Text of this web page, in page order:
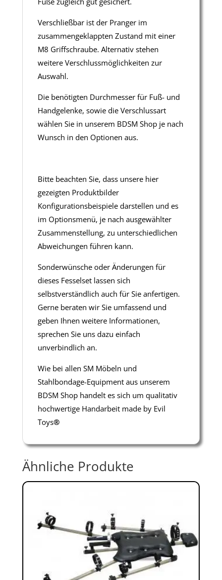
Verschließbar ist der Pranger im
zusammengeklappten Zustand mit einer
M8 Griffschraube. Alternativ stehen
weitere Verschlussmöglichkeiten zur
Auswahl.
Die benötigten Durchmesser für Fuß- und
Handgelenke, sowie die Verschlussart
wählen Sie in unserem BDSM Shop je nach
Wunsch in den Optionen aus.
Bitte beachten Sie, dass unsere hier
gezeigten Produktbilder
Konfigurationsbeispiele darstellen und es
im Optionsmenü, je nach ausgewählter
Zusammenstellung, zu unterschiedlichen
Abweichungen führen kann.
Sonderwünsche oder Änderungen für
dieses Fesselset lassen sich
selbstverständlich auch für Sie anfertigen.
Gerne beraten wir Sie umfassend und
geben Ihnen weitere Informationen,
sprechen Sie uns dazu einfach
unverbindlich an.
Wie bei allen SM Möbeln und
Stahlbondage-Equipment aus unserem
BDSM Shop handelt es sich um qualitativ
hochwertige Handarbeit made by Evil
Toys®
Ähnliche Produkte